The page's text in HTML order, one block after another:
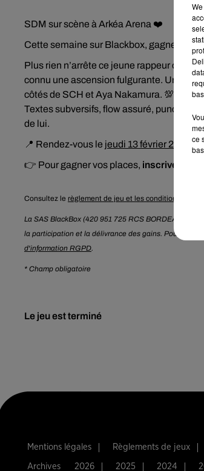
SDM sur scène à Arkéa Arena ❤️
Cette semaine sur Blackbox, gagnez les
Plus rien n’arrête ce jeune rappeur
connu une ascension fulgurante. Une
côtés de SCH et Aya Nakamura. 💯 SDM
Textes subversifs, flow assuré, punchlines
de lui.
📍 Rendez-vous le jeudi 13 février 2025, à
👉 Pour gagner vos places, inscrivez-
Consultez le règlement de jeu et les conditions de
La SAS BlackBox (420 951 725 RCS BORDEAUX)
la participation et la délivrance des gains. Pour en
d'information RGPD.
* Champ obligatoire
Le jeu est terminé
Mentions légales Règlements de jeux
Archives 2026 2025 2024
ce